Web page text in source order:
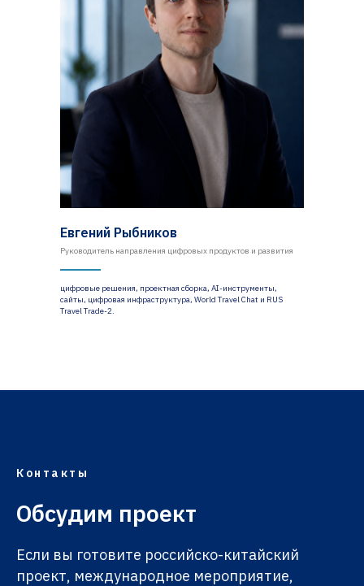
Евгений Рыбников
Руководитель направления цифровых продуктов и развития
цифровые решения, проектная сборка, AI-инструменты,
сайты, цифровая инфраструктура, World Travel Chat и RUS
Travel Trade-2.
Контакты
Обсудим проект
Если вы готовите российско-китайский
проект, международное мероприятие,